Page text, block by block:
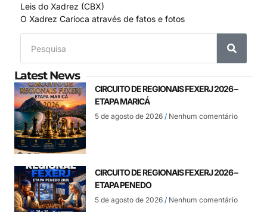
Leis do Xadrez (CBX)
O Xadrez Carioca através de fatos e fotos
Latest News
CIRCUITO DE REGIONAIS FEXERJ 2026 –
ETAPA MARICÁ
5 de agosto de 2026 Nenhum comentário
CIRCUITO DE REGIONAIS FEXERJ 2026 –
ETAPA PENEDO
5 de agosto de 2026 Nenhum comentário